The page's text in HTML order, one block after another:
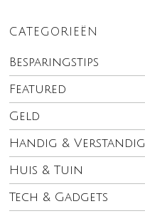
CATEGORIEËN
Besparingstips
Featured
Geld
Handig & Verstandig
Huis & Tuin
Tech & Gadgets